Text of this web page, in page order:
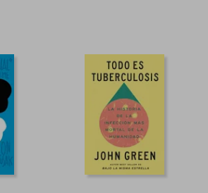
$ 33.564
50%
dcto.